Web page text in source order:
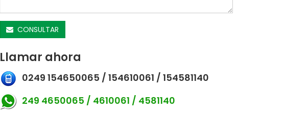
CONSULTAR
Llamar ahora
0249 154650065 / 154610061 / 154581140
249 4650065 / 4610061 / 4581140